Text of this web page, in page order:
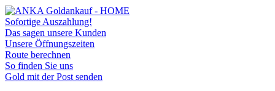
Sofortige Auszahlung!
Das sagen unsere Kunden
Unsere Öffnungszeiten
Route berechnen
So finden Sie uns
Gold mit der Post senden